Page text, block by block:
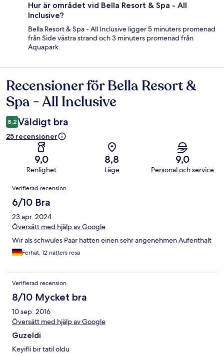
Hur är området vid Bella Resort & Spa - All
Inclusive?
Bella Resort & Spa - All Inclusive ligger 5 minuters promenad
från Side västra strand och 3 minuters promenad från
Aquapark.
Recensioner
Recensioner för Bella Resort &
Spa - All Inclusive
8,2 Väldigt bra
25 recensioner
9,0
Renlighet
8,8
Läge
9,0
Personal och service
Recensioner
Verifierad recension
6/10 Bra
23 apr. 2024
Översätt med hjälp av Google
Wir als schwules Paar hatten einen sehr angenehmen Aufenthalt
Ferhat, 12 nätters resa
Verifierad recension
8/10 Mycket bra
10 sep. 2016
Översätt med hjälp av Google
Guzeldi
Keyifli bir tatil oldu